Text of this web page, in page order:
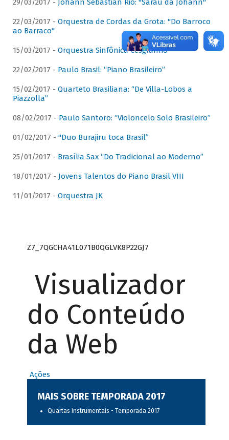
29/03/2017 - Johann Sebastian Rio: "Sarau da Johann"
22/03/2017 - Orquestra de Cordas da Grota: "Do Barroco
ao Barraco"
15/03/2017 - Orquestra Sinfônica Cesgranrio
22/02/2017 - Paulo Brasil: “Piano Brasileiro”
15/02/2017 - Quarteto Brasiliana: “De Villa-Lobos a
Piazzolla”
08/02/2017 - Paulo Santoro: “Violoncelo Solo Brasileiro”
01/02/2017 - "Duo Burajiru toca Brasil”
25/01/2017 - Brasília Sax “Do Tradicional ao Moderno”
18/01/2017 - Jovens Talentos do Piano Brasil VIII
11/01/2017 - Orquestra JK
Z7_7QGCHA41L071B0QGLVK8P22GJ7
Visualizador
do Conteúdo
da Web
Ações
MAIS SOBRE TEMPORADA 2017
Quartas Instrumentais - Temporada 2017